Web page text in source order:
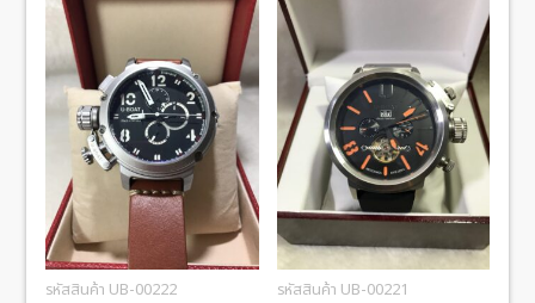
รหัสสินค้า UB-00222 รหัสสินค้า UB-00221